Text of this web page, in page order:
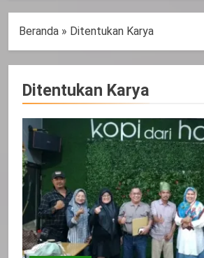
Beranda » Ditentukan Karya
Ditentukan Karya